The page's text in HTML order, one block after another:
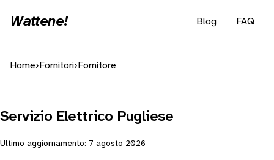
Wattene! Blog FAQ
Home› Fornitori› Fornitore
Servizio Elettrico Pugliese
Ultimo aggiornamento: 7 agosto 2026